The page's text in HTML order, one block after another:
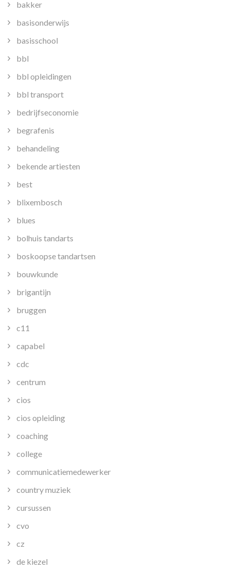
bakker
basisonderwijs
basisschool
bbl
bbl opleidingen
bbl transport
bedrijfseconomie
begrafenis
behandeling
bekende artiesten
best
blixembosch
blues
bolhuis tandarts
boskoopse tandartsen
bouwkunde
brigantijn
bruggen
c11
capabel
cdc
centrum
cios
cios opleiding
coaching
college
communicatiemedewerker
country muziek
cursussen
cvo
cz
de kiezel